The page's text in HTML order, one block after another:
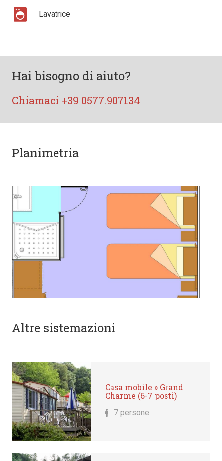
Lavatrice
Hai bisogno di aiuto?
Chiamaci +39 0577.907134
Planimetria
Altre sistemazioni
Casa mobile » Grand
Charme (6-7 posti)
7 persone